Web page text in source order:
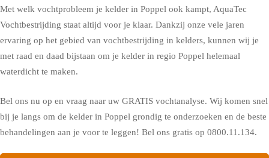
Met welk vochtprobleem je kelder in Poppel ook kampt, AquaTec
Vochtbestrijding staat altijd voor je klaar. Dankzij onze vele jaren
ervaring op het gebied van vochtbestrijding in kelders, kunnen wij je
met raad en daad bijstaan om je kelder in regio Poppel helemaal
waterdicht te maken.
Bel ons nu op en vraag naar uw GRATIS vochtanalyse. Wij komen snel
bij je langs om de kelder in Poppel grondig te onderzoeken en de beste
behandelingen aan je voor te leggen! Bel ons gratis op 0800.11.134.